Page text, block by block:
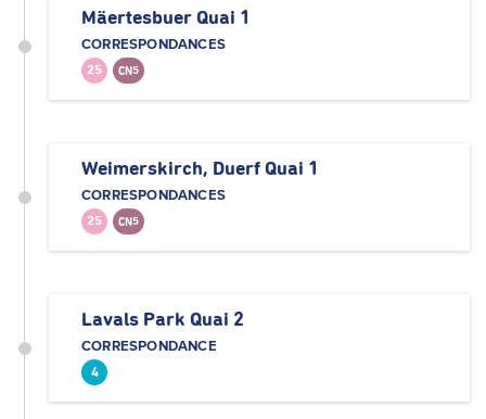
Mäertesbuer Quai 1
CORRESPONDANCES
25 CN5
Weimerskirch, Duerf Quai 1
CORRESPONDANCES
25 CN5
Lavals Park Quai 2
CORRESPONDANCE
4